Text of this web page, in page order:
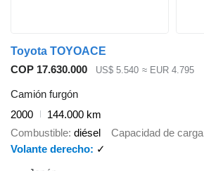
Toyota TOYOACE
COP 17.630.000
US$ 5.540 ≈ EUR 4.795
Camión furgón
2000
144.000 km
Combustible diésel Capacidad de carga
Volante derecho
✓